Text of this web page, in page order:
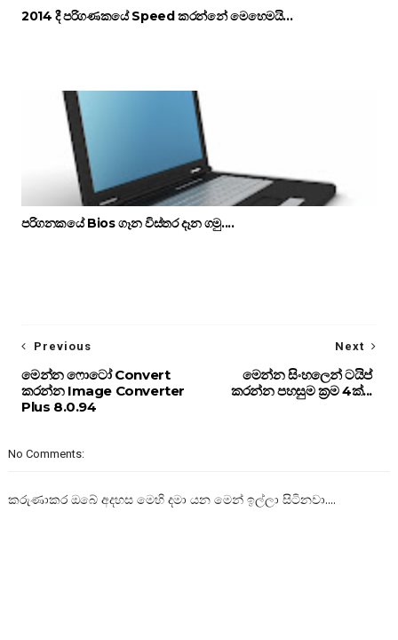
2014 දී පරිගණකයේ Speed කරන්නේ මෙහෙමයි...
පරිගනකයේ Bios ගෑන විස්තර දෑන ගමු....
Next
මෙන්න සිංහලෙන් ටයිප්
කරන්න පහසුම ක්‍රම 4ක්...
Previous
මෙන්න ෆොටෝ Convert
කරන්න Image Converter
Plus 8.0.94
No Comments:
කරුණාකර ඔබේ අදහස මෙහි දමා යන මෙන් ඉල්ලා සිටිනවා....